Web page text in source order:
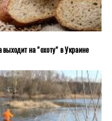
выходит на "охоту" в Украине